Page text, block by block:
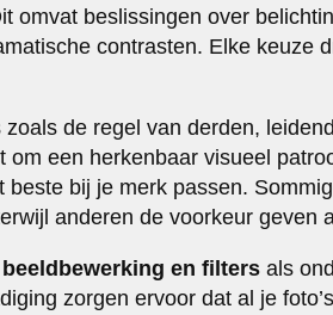
omvat beslissingen over
contrasten. Elke keuze
zoals de regel van derden,
om een herkenbaar visueel
beste bij je merk passen.
anderen de voorkeur geven
beeldbewerking en filters als
zorgen ervoor dat al je